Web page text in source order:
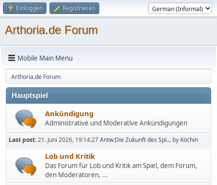
Einloggen Registrieren
Arthoria.de Forum
Mobile Main Menu
Arthoria.de Forum
Hauptspiel
Ankündigung
Administrative und Moderative Ankündigungen
Last post:21. Juni 2026, 19:14:27Antw:Die Zukunft des Spi... by Köchin
Lob und Kritik
Das Forum für Lob und Kritik am Spiel, dem Forum,
den Moderatoren, ...